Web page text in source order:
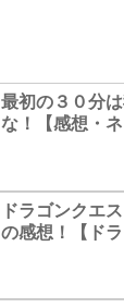
最初の３０分
な！【感想・
ドラゴンクエ
の感想！【ドラ